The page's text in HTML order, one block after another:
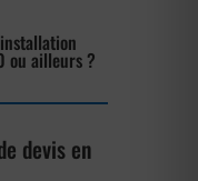
ou ailleurs ?
devis en